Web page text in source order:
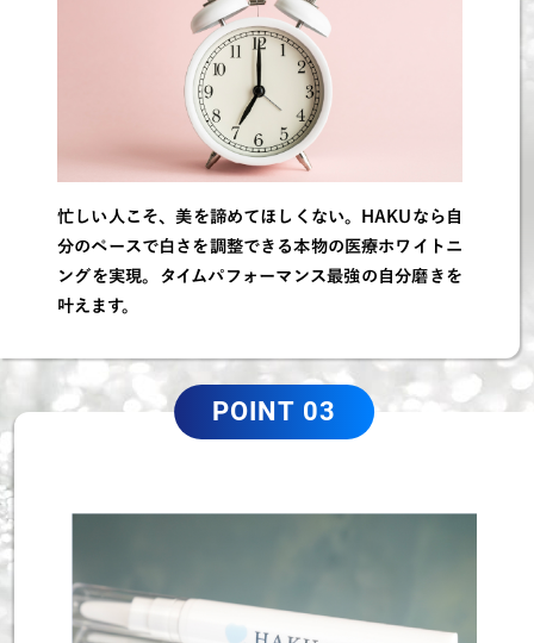
忙しい人こそ、美を諦めてほしくない。HAKUなら自
分のペースで白さを調整できる本物の医療ホワイトニ
ングを実現。タイムパフォーマンス最強の自分磨きを
叶えます。
POINT 03